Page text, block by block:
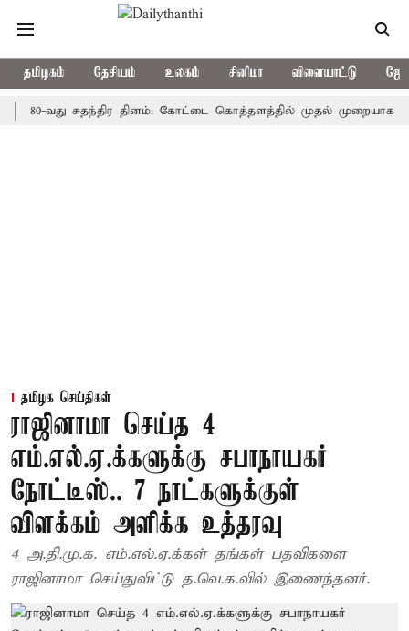
தமிழகம் தேசியம் உலகம் சினிமா விளையாட்டு
வது சுதந்திர தினம்: கோட்டை கொத்தளத்தில் முதல் முறையாக தேசிய
தமிழக செய்திகள்
ராஜினாமா செய்த 4
எம்.எல்.ஏ.க்களுக்கு சபாநாயகர்
நோட்டீஸ்.. 7 நாட்களுக்குள்
விளக்கம் அளிக்க உத்தரவு
4 அ.தி.மு.க. எம்.எல்.ஏ.க்கள் தங்கள் பதவிகளை
ராஜினாமா செய்துவிட்டு த.வெ.க.வில் இணைந்தனர்.